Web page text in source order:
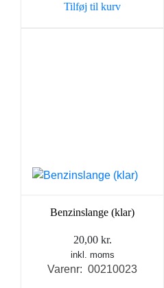
Tilføj til kurv
Benzinslange (klar)
20,00 kr.
inkl. moms
Varenr: 00210023